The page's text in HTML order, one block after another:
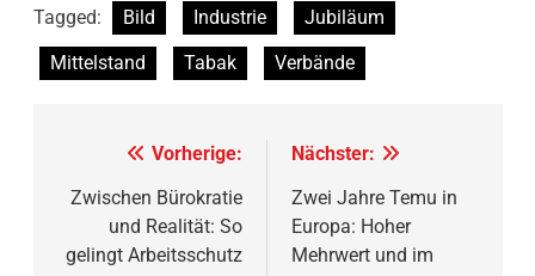
Tagged: Bild Industrie
Jubiläum
Mittelstand
Tabak Verbände
Beitragsnavigation
Vorherige:
Zwischen Bürokratie
und Realität: So
gelingt Arbeitsschutz
Nächster:
Zwei Jahre Temu in
Europa: Hoher
Mehrwert und im